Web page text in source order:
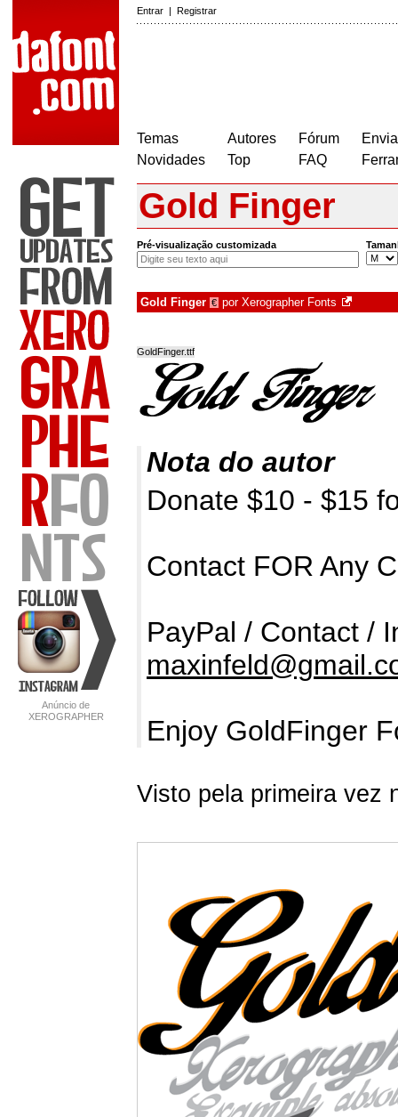
Entrar | Registrar
Temas
Novidades
Autores
Top
Fórum
FAQ
Anúncio de
XEROGRAPHER
Gold Finger
Pré-visualização customizada
Gold Finger € por Xerographer Fonts
GoldFinger.ttf
Nota do autor
Donate $10 - $15
Contact FOR Any
PayPal / Contact /
Enjoy GoldFinger
Visto pela primeira vez